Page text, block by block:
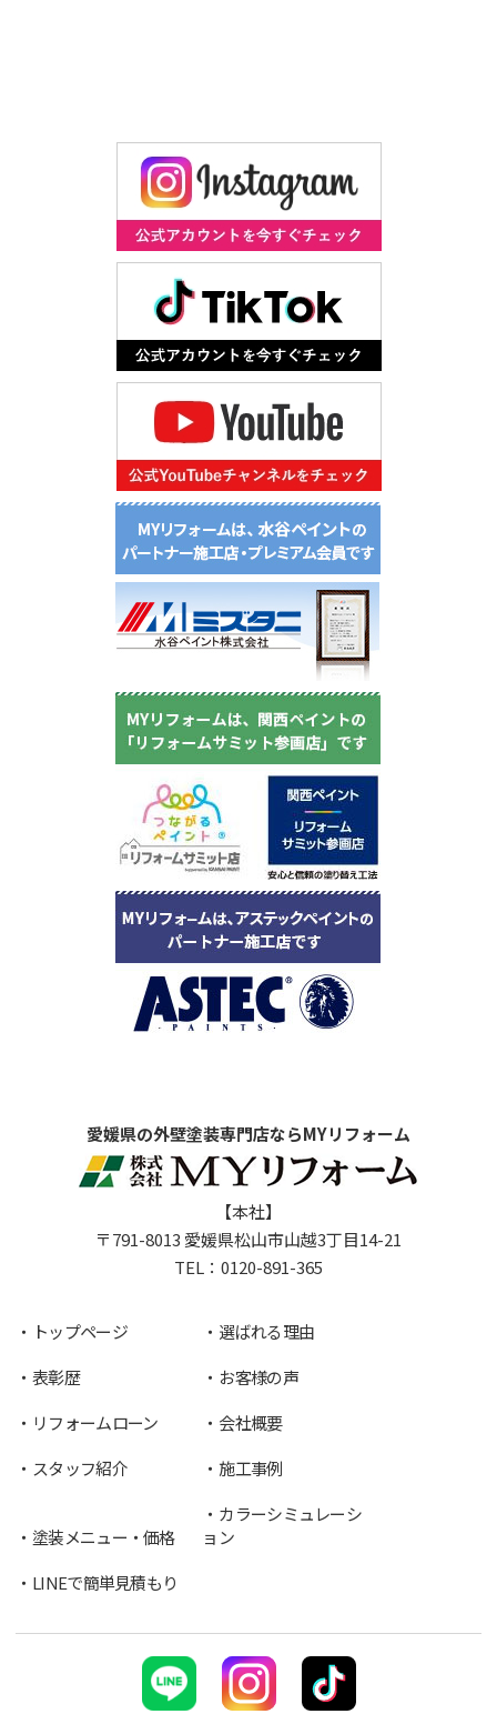
愛媛県の外壁塗装専門店ならMYリフォーム
【本社】
〒791-8013 愛媛県松山市山越3丁目14-21
TEL： 0120-891-365
トップページ
選ばれる理由
表彰歴
お客様の声
リフォームローン
会社概要
スタッフ紹介
施工事例
塗装メニュー・価格
カラーシミュレーシ
ョン
LINEで簡単見積もり